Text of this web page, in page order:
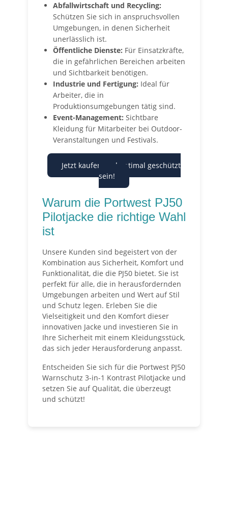
Abfallwirtschaft und Recycling:
Schützen Sie sich in anspruchsvollen
Umgebungen, in denen Sicherheit
unerlässlich ist.
Öffentliche Dienste: Für Einsatzkräfte,
die in gefährlichen Bereichen arbeiten
und Sichtbarkeit benötigen.
Industrie und Fertigung: Ideal für
Arbeiter, die in
Produktionsumgebungen tätig sind.
Event-Management: Sichtbare
Kleidung für Mitarbeiter bei Outdoor-
Veranstaltungen und Festivals.
Jetzt kaufen und optimal geschützt
sein!
Warum die Portwest PJ50
Pilotjacke die richtige Wahl
ist
Unsere Kunden sind begeistert von der
Kombination aus Sicherheit, Komfort und
Funktionalität, die die PJ50 bietet. Sie ist
perfekt für alle, die in herausfordernden
Umgebungen arbeiten und Wert auf Stil
und Schutz legen. Erleben Sie die
Vielseitigkeit und den Komfort dieser
innovativen Jacke und investieren Sie in
Ihre Sicherheit mit einem Kleidungsstück,
das sich jeder Herausforderung anpasst.
Entscheiden Sie sich für die Portwest PJ50
Warnschutz 3-in-1 Kontrast Pilotjacke und
setzen Sie auf Qualität, die überzeugt
und schützt!